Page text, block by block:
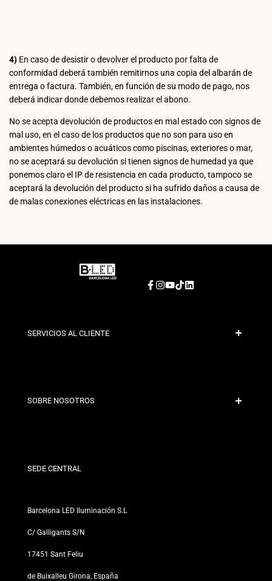
4) En caso de desistir o devolver el producto por falta de
conformidad deberá también remitirnos una copia del albarán de
entrega o factura. También, en función de su modo de pago, nos
deberá indicar donde debemos realizar el abono.
No se acepta devolución de productos en mal estado con signos de
mal uso, en el caso de los productos que no son para uso en
ambientes húmedos o acuáticos como piscinas, exteriores o mar,
no se aceptará su devolución si tienen signos de humedad ya que
ponemos claro el IP de resistencia en cada producto, tampoco se
aceptará la devolución del producto si ha sufrido daños a causa de
de malas conexiones eléctricas en las instalaciones.
Facebook
Instagram
YouTube
TikTokLinkedIn
SERVICIOS AL CLIENTE
Contacto
SOBRE NOSOTROS
Nuestras Tiendas
SEDE CENTRAL
Barcelona LED Iluminación S.L
C/ Galligants S/N
17451 Sant Feliu
de Buixalleu Girona, España